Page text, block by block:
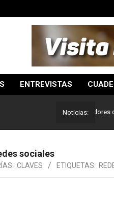
ENTREVISTAS
Noticias:
Estos son los ganadores del
sociales
CLAVES ETIQUETAS: